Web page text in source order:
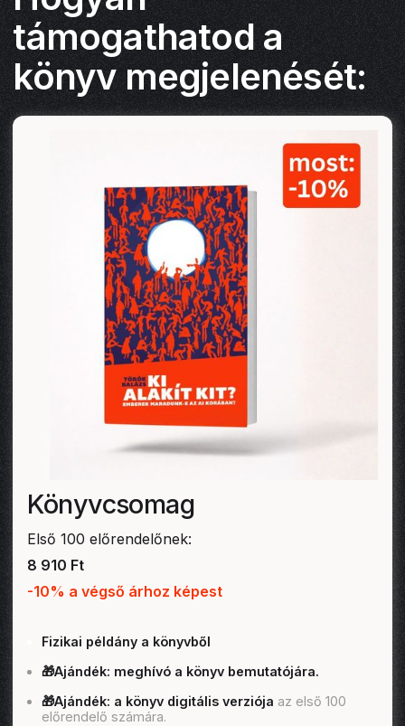
támogathatod a
könyv megjelenését:
Könyvcsomag
Első 100 előrendelőnek:
8 910 Ft
-10% a végső árhoz képest
Fizikai példány a könyvből
🎁Ajándék: meghívó a könyv bemutatójára.
🎁Ajándék: a könyv digitális verziója az első 100
előrendelő számára.